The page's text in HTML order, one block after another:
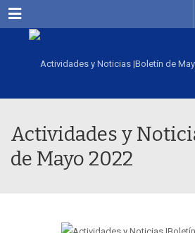
Menu
Actividades y
de Mayo 2022